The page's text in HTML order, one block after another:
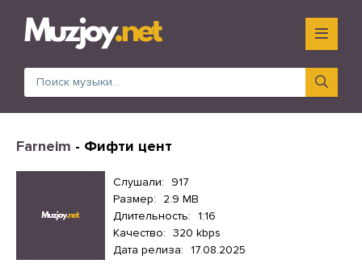
Farneim - Фифти цент
Слушали:
917
Размер:
2.9 MB
Длительность: 1:16
Качество: 320 kbps
Дата релиза: 17.08.2025